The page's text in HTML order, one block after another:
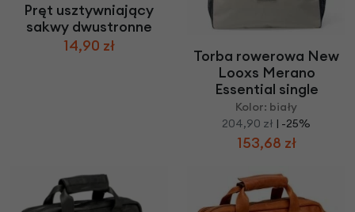
Pręt usztywniający
sakwy dwustronne
14,90 zł
Torba rowerowa New
Looxs Merano
Essential single
Kolor: biały
204,90 zł | -25%
153,68 zł